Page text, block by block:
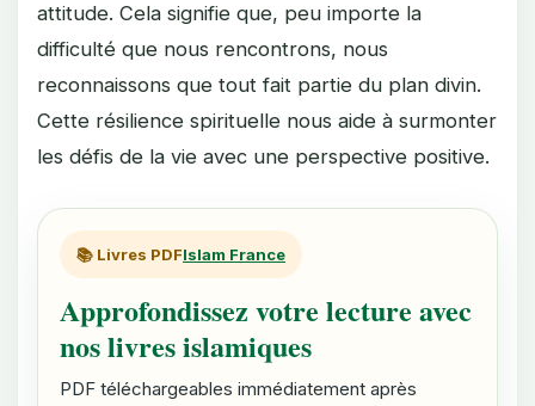
attitude. Cela signifie que, peu importe la
difficulté que nous rencontrons, nous
reconnaissons que tout fait partie du plan divin.
Cette résilience spirituelle nous aide à surmonter
les défis de la vie avec une perspective positive.
📚 Livres PDFIslam France
Approfondissez votre lecture avec
nos livres islamiques
PDF téléchargeables immédiatement après